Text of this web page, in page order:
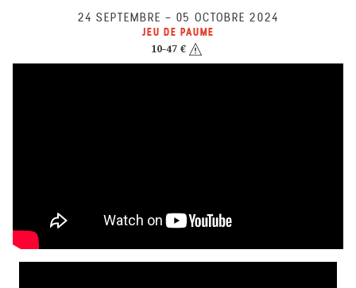
24 SEPTEMBRE – 05 OCTOBRE 2024
JEU DE PAUME
10-47 €